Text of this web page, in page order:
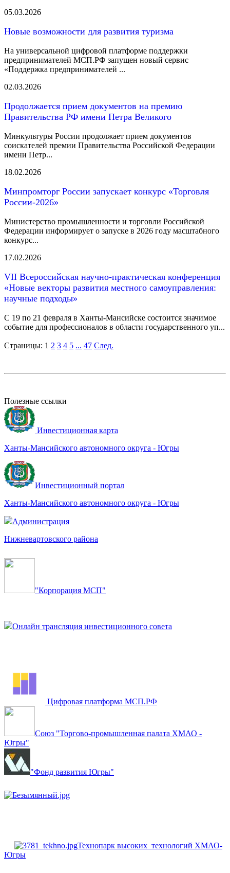
05.03.2026
Новые возможности для развития туризма
На универсальной цифровой платформе поддержки
предпринимателей МСП.РФ запущен новый сервис
«Поддержка предпринимателей ...
02.03.2026
Продолжается прием документов на премию
Правительства РФ имени Петра Великого
Минкультуры России продолжает прием документов
соискателей премии Правительства Российской Федерации
имени Петр...
18.02.2026
Минпромторг России запускает конкурс «Торговля
России-2026»
Министерство промышленности и торговли Российской
Федерации информирует о запуске в 2026 году масштабного
конкурс...
17.02.2026
VII Всероссийская научно-практическая конференция
«Новые векторы развития местного самоуправления:
научные подходы»
С 19 по 21 февраля в Ханты-Мансийске состоится значимое
событие для профессионалов в области государственного уп...
Страницы: 1 2 3 4 5 ... 47 След.
Полезные ссылки
Инвестиционная карта
Ханты-Мансийского автономного округа - Югры
Инвестиционный портал
Ханты-Мансийского автономного округа - Югры
Администрация
Нижневартовского района
"Корпорация МСП"
Онлайн трансляция инвестиционного совета
Цифровая платформа МСП.РФ
Союз "Торгово-промышленная палата ХМАО -
Югры"
"Фонд развития Югры"
Технопарк высоких технологий ХМАО-
Югры